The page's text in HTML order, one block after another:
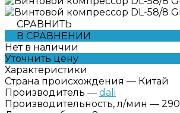
СРАВНИТЬ
В СРАВНЕНИИ
Нет в наличии
Уточнить цену
Характеристики
Страна происхождения — Китай
Производитель — dali
Производительность, л/мин —